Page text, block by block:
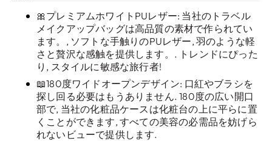
🎀プレミアムホワイトPUレザー: 当社のトラベル
メイクアップバッグは高品質の素材で作られてい
ます。, ソフトな手触りのPUレザー, 羽のような軽
さと贅沢な感触を提供します。. トレンドにぴった
り, スタイルに敏感な旅行者!
📖180度ワイドオープンデザイン: 口紅やブラシを
探し回る必要はもうありません. 180度の広い開口
部で, 当社の化粧品ケースは化粧台の上に平らに置
くことができます, すべての美容の必需品を妨げら
れないビューで提供します.